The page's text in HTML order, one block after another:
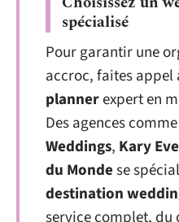
spécialisé
Pour garantir une
accroc, faites appel
plannerexpert en
Des agences comme
Weddings, Kary
du Mondese
destination